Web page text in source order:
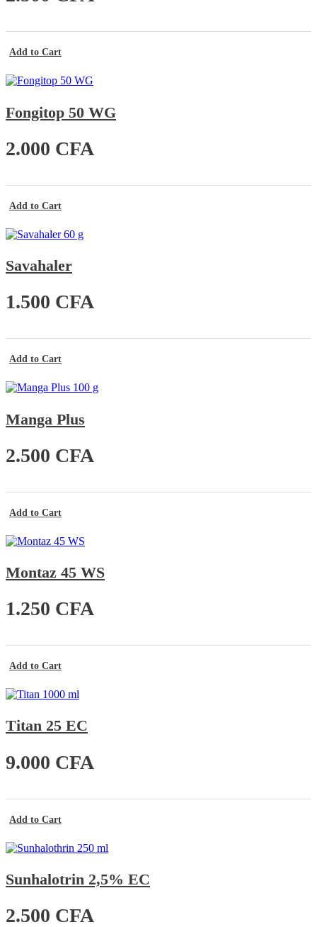
Add to Cart
Fongitop 50 WG
2.000 CFA
Add to Cart
Savahaler
1.500 CFA
Add to Cart
Manga Plus
2.500 CFA
Add to Cart
Montaz 45 WS
1.250 CFA
Add to Cart
Titan 25 EC
9.000 CFA
Add to Cart
Sunhalotrin 2,5% EC
2.500 CFA